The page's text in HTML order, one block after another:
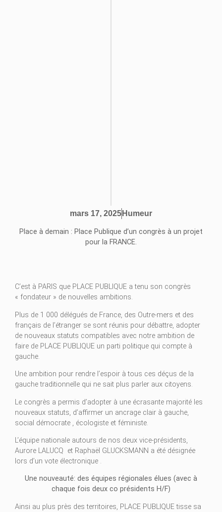
mars 17, 2025 Humeur
Place à demain : Place Publique d’un congrès à un projet
pour la FRANCE.
C’est à PARIS que PLACE PUBLIQUE a tenu son congrès
« fondateur » de nouvelles ambitions.
Plus de 1 000 délégués de France, des Outre-mers et des
français de l’étranger se sont réunis pour débattre, adopter
de nouveaux statuts compatibles avec notre ambition de
faire de PLACE PUBLIQUE un parti politique qui compte à
gauche.
Une ambition pour rendre l’espoir à tous ces déçus de la
gauche traditionnelle qui ne sait plus parler aux citoyens.
Le congrès a permis d’adopter à une écrasante majorité les
nouveaux statuts, d’affirmer un ancrage clair à gauche,
social démocrate , écologiste et féministe.
L’équipe nationale autours de nos deux vice-présidents,
Aurore LALUCQ et Raphaël GLUCKSMANN a été désignée
lors d’un vote électronique .
Une nouveauté: des équipes régionales élues (avec à
chaque fois deux co présidents H/F)
Ainsi au plus près des territoires, PLACE PUBLIQUE tisse sa